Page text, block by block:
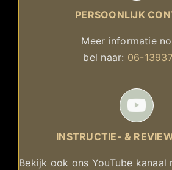
PERSOONLIJK
Meer informatie
bel naar: 06-
INSTRUCTIE- &
Bekijk ook ons YouTube